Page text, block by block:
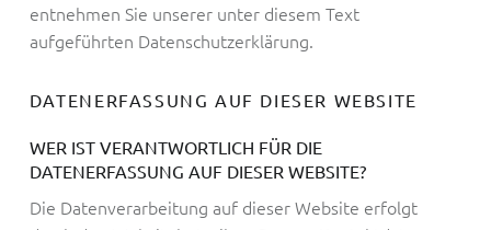
entnehmen Sie unserer unter diesem Text
aufgeführten Datenschutzerklärung.
DATENERFASSUNG AUF DIESER WEBSITE
WER IST VERANTWORTLICH FÜR DIE
DATENERFASSUNG AUF DIESER WEBSITE?
Die Datenverarbeitung auf dieser Website erfolgt